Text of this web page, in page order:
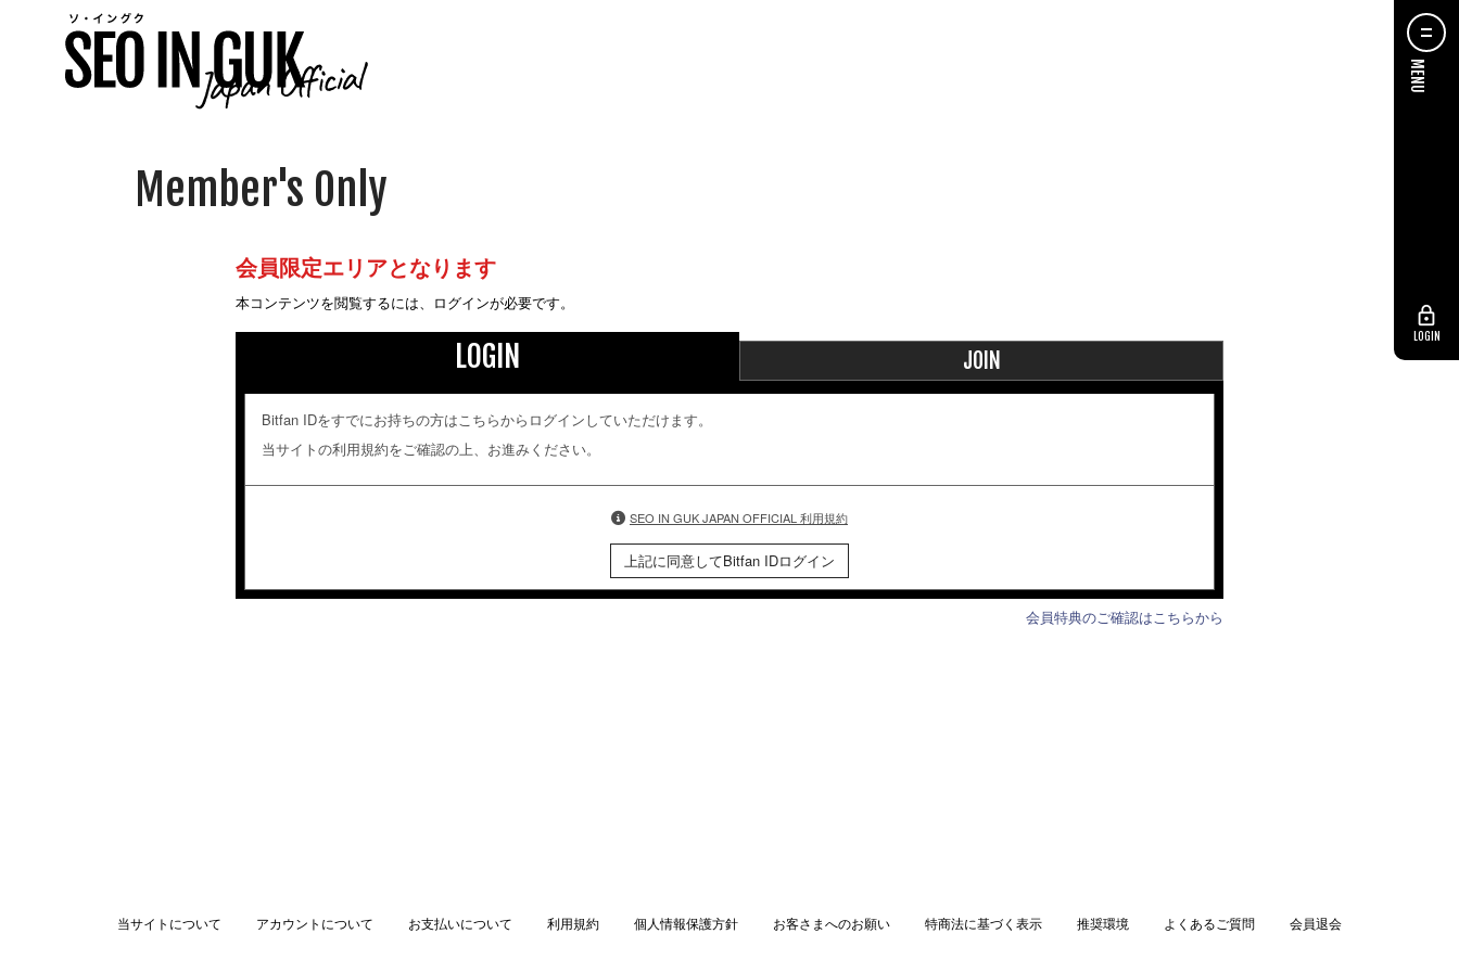
LOGIN
Member's Only
会員限定エリアとなります
本コンテンツを閲覧するには、ログインが必要です。
LOGIN JOIN
Bitfan IDをすでにお持ちの方はこちらからログインしていただけます。
当サイトの利用規約をご確認の上、お進みください。
SEO IN GUK JAPAN OFFICIAL 利用規約
上記に同意してBitfan IDログイン
会員特典のご確認はこちらから
当サイトについて アカウントについて お支払いについて 利用規約 個人情報保護方針 お客さまへのお願い 特商法に基づく表示 推奨環境 よくあるご質問 会員退会